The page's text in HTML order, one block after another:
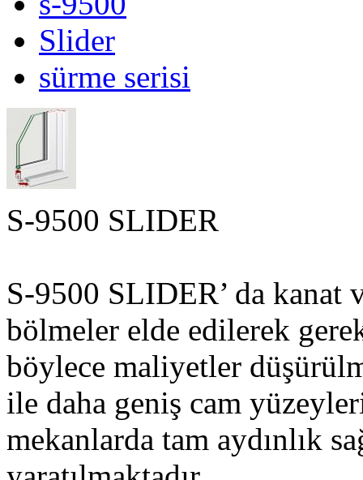
Slider
sürme serisi
S-9500 SLIDER
S-9500 SLIDER’ da
bölmeler elde edilerek
böylece maliyetler
ile daha geniş cam
mekanlarda tam aydınlık